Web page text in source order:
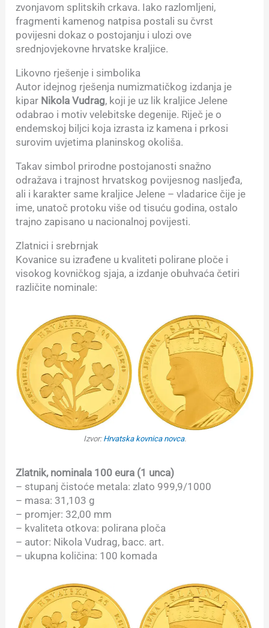
zvonjavom splitskih crkava. Iako razlomljeni,
fragmenti kamenog natpisa postali su čvrst
povijesni dokaz o postojanju i ulozi ove
srednjovjekovne hrvatske kraljice.
Likovno rješenje i simbolika
Autor idejnog rješenja numizmatičkog izdanja je
kipar Nikola Vudrag, koji je uz lik kraljice Jelene
odabrao i motiv velebitske degenije. Riječ je o
endemskoj biljci koja izrasta iz kamena i prkosi
surovim uvjetima planinskog okoliša.
Takav simbol prirodne postojanosti snažno
odražava i trajnost hrvatskog povijesnog nasljeđa,
ali i karakter same kraljice Jelene – vladarice čije je
ime, unatoč protoku više od tisuću godina, ostalo
trajno zapisano u nacionalnoj povijesti.
Zlatnici i srebrnjak
Kovanice su izrađene u kvaliteti polirane ploče i
visokog kovničkog sjaja, a izdanje obuhvaća četiri
različite nominale:
Izvor: Hrvatska kovnica novca.
Zlatnik, nominala 100 eura (1 unca)
– stupanj čistoće metala: zlato 999,9/1000
– masa: 31,103 g
– promjer: 32,00 mm
– kvaliteta otkova: polirana ploča
– autor: Nikola Vudrag, bacc. art.
– ukupna količina: 100 komada